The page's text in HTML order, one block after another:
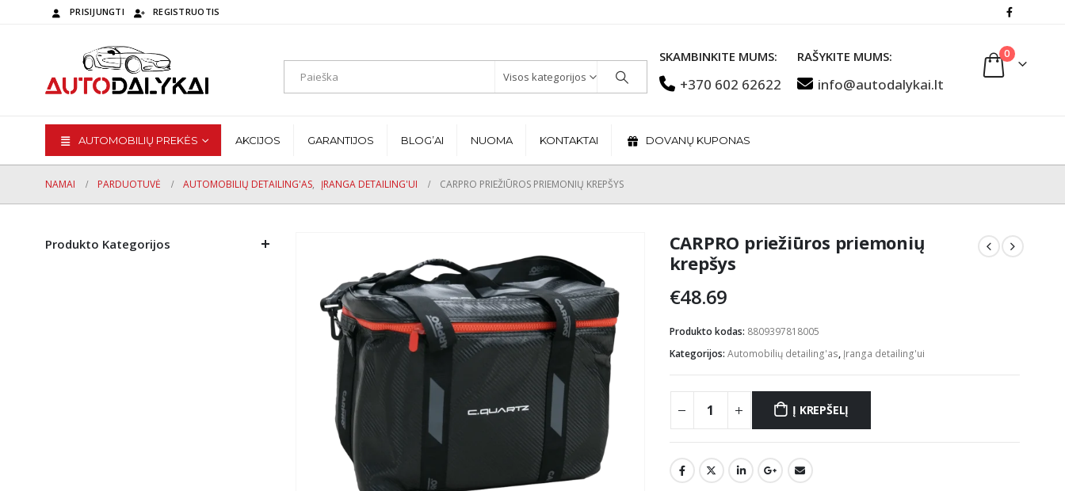
PRISIJUNGTI REGISTRUOTIS
Visos kategorijos
SKAMBINKITE MUMS:
+370 602 62622
RAŠYKITE MUMS:
info@autodalykai.lt
0
AUTOMOBILIŲ PREKĖS AKCIJOS GARANTIJOS BLOG’AI NUOMA KONTAKTAI DOVANŲ KUPONAS
NAMAI PARDUOTUVĖ AUTOMOBILIŲ DETAILING'AS, ĮRANGA DETAILING'UI CARPRO PRIEŽIŪROS PRIEMONIŲ KREPŠYS
CARPRO priežiūros priemonių
krepšys
€48.69
Produkto kodas: 8809397818005
Kategorijos: Automobilių detailing'as, Įranga detailing'ui
Į KREPŠELĮ
Produkto Kategorijos